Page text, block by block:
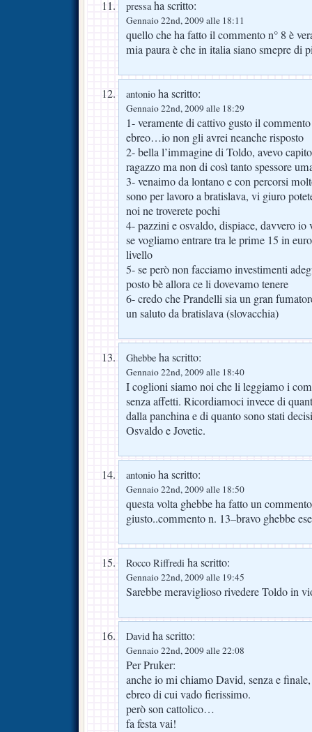
pressaha scritto:
Gennaio 22nd, 2009 alle 18:11
quello che ha fatto il commento n° 8 è
mia paura è che in italia siano smepre di
antonio ha scritto:
Gennaio 22nd, 2009 alle 18:29
1- veramente di cattivo gusto il
ebreo…io non gli avrei neanche risposto
2- bella l’immagine di Toldo, avevo
ragazzo ma non di così tanto spessore
3- venaimo da lontano e con percorsi
sono per lavoro a bratislava, vi giuro
noi ne troverete pochi
4- pazzini e osvaldo, dispiace, davvero
se vogliamo entrare tra le prime 15 in
livello
5- se però non facciamo investimenti
posto bè allora ce li dovevamo tenere
6- credo che Prandelli sia un gran
un saluto da bratislava (slovacchia)
Ghebbe ha scritto:
Gennaio 22nd, 2009 alle 18:40
I coglioni siamo noi che li leggiamo i
senza affetti. Ricordiamoci invece di
dalla panchina e di quanto sono stati
Osvaldo e Jovetic.
antonio ha scritto:
Gennaio 22nd, 2009 alle 18:50
questa volta ghebbe ha fatto un
giusto..commento n. 13–bravo ghebbe
Rocco Riffredi ha scritto:
Gennaio 22nd, 2009 alle 19:45
Sarebbe meraviglioso rivedere Toldo in
David ha scritto:
Gennaio 22nd, 2009 alle 22:08
Per Pruker:
anche io mi chiamo David, senza e
ebreo di cui vado fierissimo.
però son cattolico…
fa festa vai!